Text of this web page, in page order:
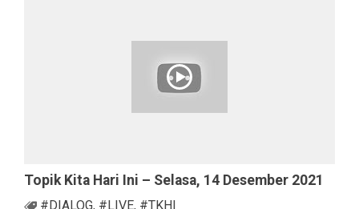
Topik Kita Hari Ini – Selasa, 14 Desember 2021
#DIALOG, #LIVE, #TKHI